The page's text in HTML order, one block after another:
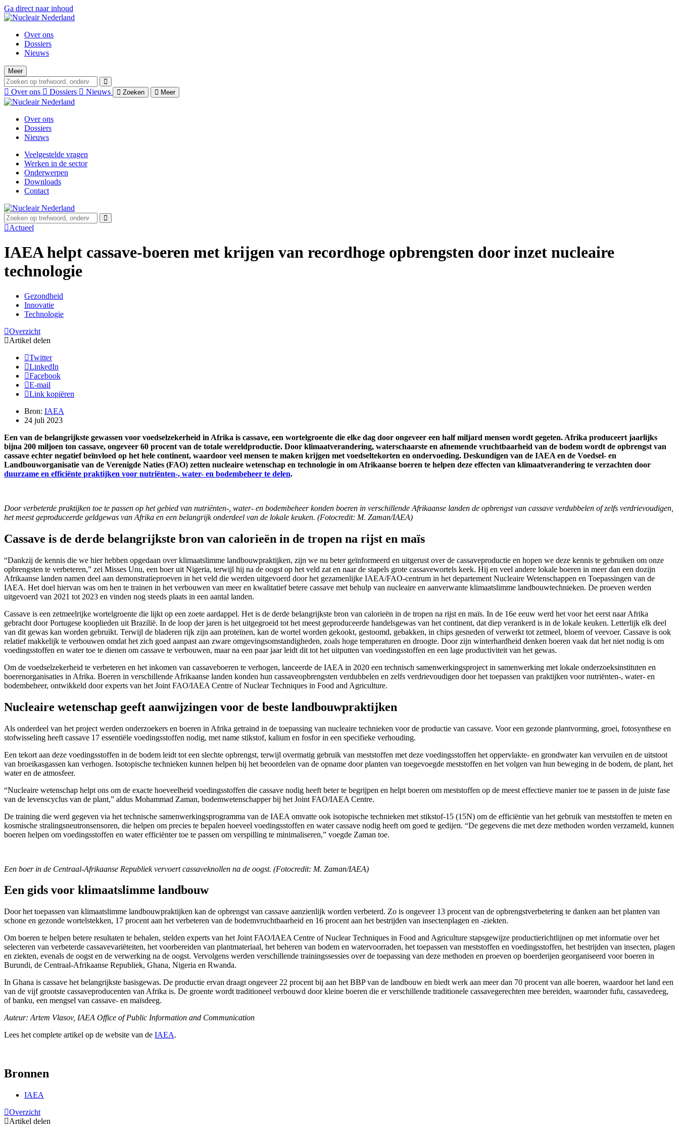
Ga direct naar inhoud
Over ons
Dossiers
Nieuws
Meer
Over ons Dossiers Nieuws Zoeken Meer
Over ons
Dossiers
Nieuws
Veelgestelde vragen
Werken in de sector
Onderwerpen
Downloads
Contact
Actueel
IAEA helpt cassave-boeren met krijgen van recordhoge opbrengsten door inzet nucleaire
technologie
Gezondheid
Innovatie
Technologie
Overzicht
Artikel delen
Twitter
LinkedIn
Facebook
E-mail
Link kopiëren
Bron: IAEA
24 juli 2023
Een van de belangrijkste gewassen voor voedselzekerheid in Afrika is cassave, een wortelgroente die elke dag door ongeveer een half miljard mensen wordt gegeten. Afrika produceert jaarlijks
bijna 200 miljoen ton cassave, ongeveer 60 procent van de totale wereldproductie. Door klimaatverandering, waterschaarste en afnemende vruchtbaarheid van de bodem wordt de opbrengst van
cassave echter negatief beïnvloed op het hele continent, waardoor veel mensen te maken krijgen met voedseltekorten en ondervoeding. Deskundigen van de IAEA en de Voedsel- en
Landbouworganisatie van de Verenigde Naties (FAO) zetten nucleaire wetenschap en technologie in om Afrikaanse boeren te helpen deze effecten van klimaatverandering te verzachten door
duurzame en efficiënte praktijken voor nutriënten-, water- en bodembeheer te delen.
Door verbeterde praktijken toe te passen op het gebied van nutriënten-, water- en bodembeheer konden boeren in verschillende Afrikaanse landen de opbrengst van cassave verdubbelen of zelfs verdrievoudigen,
het meest geproduceerde geldgewas van Afrika en een belangrijk onderdeel van de lokale keuken. (Fotocredit: M. Zaman/IAEA)
Cassave is de derde belangrijkste bron van calorieën in de tropen na rijst en maïs
“Dankzij de kennis die we hier hebben opgedaan over klimaatslimme landbouwpraktijken, zijn we nu beter geïnformeerd en uitgerust over de cassaveproductie en hopen we deze kennis te gebruiken om onze
opbrengsten te verbeteren,” zei Misses Unu, een boer uit Nigeria, terwijl hij na de oogst op het veld zat en naar de stapels grote cassavewortels keek. Hij en veel andere lokale boeren in meer dan een dozijn
Afrikaanse landen namen deel aan demonstratieproeven in het veld die werden uitgevoerd door het gezamenlijke IAEA/FAO-centrum in het departement Nucleaire Wetenschappen en Toepassingen van de
IAEA. Het doel hiervan was om hen te trainen in het verbouwen van meer en kwalitatief betere cassave met behulp van nucleaire en aanverwante klimaatslimme landbouwtechnieken. De proeven werden
uitgevoerd van 2021 tot 2023 en vinden nog steeds plaats in een aantal landen.
Cassave is een zetmeelrijke wortelgroente die lijkt op een zoete aardappel. Het is de derde belangrijkste bron van calorieën in de tropen na rijst en maïs. In de 16e eeuw werd het voor het eerst naar Afrika
gebracht door Portugese kooplieden uit Brazilië. In de loop der jaren is het uitgegroeid tot het meest geproduceerde handelsgewas van het continent, dat diep verankerd is in de lokale keuken. Letterlijk elk deel
van dit gewas kan worden gebruikt. Terwijl de bladeren rijk zijn aan proteïnen, kan de wortel worden gekookt, gestoomd, gebakken, in chips gesneden of verwerkt tot zetmeel, bloem of veevoer. Cassave is ook
relatief makkelijk te verbouwen omdat het zich goed aanpast aan zware omgevingsomstandigheden, zoals hoge temperaturen en droogte. Door zijn winterhardheid denken boeren vaak dat het niet nodig is om
voedingsstoffen en water toe te dienen om cassave te verbouwen, maar na een paar jaar leidt dit tot het uitputten van voedingsstoffen en een lage productiviteit van het gewas.
Om de voedselzekerheid te verbeteren en het inkomen van cassaveboeren te verhogen, lanceerde de IAEA in 2020 een technisch samenwerkingsproject in samenwerking met lokale onderzoeksinstituten en
boerenorganisaties in Afrika. Boeren in verschillende Afrikaanse landen konden hun cassaveopbrengsten verdubbelen en zelfs verdrievoudigen door het toepassen van praktijken voor nutriënten-, water- en
bodembeheer, ontwikkeld door experts van het Joint FAO/IAEA Centre of Nuclear Techniques in Food and Agriculture.
Nucleaire wetenschap geeft aanwijzingen voor de beste landbouwpraktijken
Als onderdeel van het project werden onderzoekers en boeren in Afrika getraind in de toepassing van nucleaire technieken voor de productie van cassave. Voor een gezonde plantvorming, groei, fotosynthese en
stofwisseling heeft cassave 17 essentiële voedingsstoffen nodig, met name stikstof, kalium en fosfor in een specifieke verhouding.
Een tekort aan deze voedingsstoffen in de bodem leidt tot een slechte opbrengst, terwijl overmatig gebruik van meststoffen met deze voedingsstoffen het oppervlakte- en grondwater kan vervuilen en de uitstoot
van broeikasgassen kan verhogen. Isotopische technieken kunnen helpen bij het beoordelen van de opname door planten van toegevoegde meststoffen en het volgen van hun beweging in de bodem, de plant, het
water en de atmosfeer.
“Nucleaire wetenschap helpt ons om de exacte hoeveelheid voedingsstoffen die cassave nodig heeft beter te begrijpen en helpt boeren om meststoffen op de meest effectieve manier toe te passen in de juiste fase
van de levenscyclus van de plant,” aldus Mohammad Zaman, bodemwetenschapper bij het Joint FAO/IAEA Centre.
De training die werd gegeven via het technische samenwerkingsprogramma van de IAEA omvatte ook isotopische technieken met stikstof-15 (15N) om de efficiëntie van het gebruik van meststoffen te meten en
kosmische stralingsneutronsensoren, die helpen om precies te bepalen hoeveel voedingsstoffen en water cassave nodig heeft om goed te gedijen. “De gegevens die met deze methoden worden verzameld, kunnen
boeren helpen om voedingsstoffen en water efficiënter toe te passen om verspilling te minimaliseren,” voegde Zaman toe.
Een boer in de Centraal-Afrikaanse Republiek vervoert cassaveknollen na de oogst. (Fotocredit: M. Zaman/IAEA)
Een gids voor klimaatslimme landbouw
Door het toepassen van klimaatslimme landbouwpraktijken kan de opbrengst van cassave aanzienlijk worden verbeterd. Zo is ongeveer 13 procent van de opbrengstverbetering te danken aan het planten van
schone en gezonde wortelstekken, 17 procent aan het verbeteren van de bodemvruchtbaarheid en 16 procent aan het bestrijden van insectenplagen en -ziekten.
Om boeren te helpen betere resultaten te behalen, stelden experts van het Joint FAO/IAEA Centre of Nuclear Techniques in Food and Agriculture stapsgewijze productierichtlijnen op met informatie over het
selecteren van verbeterde cassavevariëteiten, het voorbereiden van plantmateriaal, het beheren van bodem en watervoorraden, het toepassen van meststoffen en voedingsstoffen, het bestrijden van insecten, plagen
en ziekten, evenals de oogst en de verwerking na de oogst. Vervolgens werden verschillende trainingssessies over de toepassing van deze methoden en proeven op boerderijen georganiseerd voor boeren in
Burundi, de Centraal-Afrikaanse Republiek, Ghana, Nigeria en Rwanda.
In Ghana is cassave het belangrijkste basisgewas. De productie ervan draagt ongeveer 22 procent bij aan het BBP van de landbouw en biedt werk aan meer dan 70 procent van alle boeren, waardoor het land een
van de vijf grootste cassaveproducenten van Afrika is. De groente wordt traditioneel verbouwd door kleine boeren die er verschillende traditionele cassavegerechten mee bereiden, waaronder fufu, cassavedeeg,
of banku, een mengsel van cassave- en maïsdeeg.
Auteur: Artem Vlasov, IAEA Office of Public Information and Communication
Lees het complete artikel op de website van de IAEA.
Bronnen
IAEA
Overzicht
Artikel delen